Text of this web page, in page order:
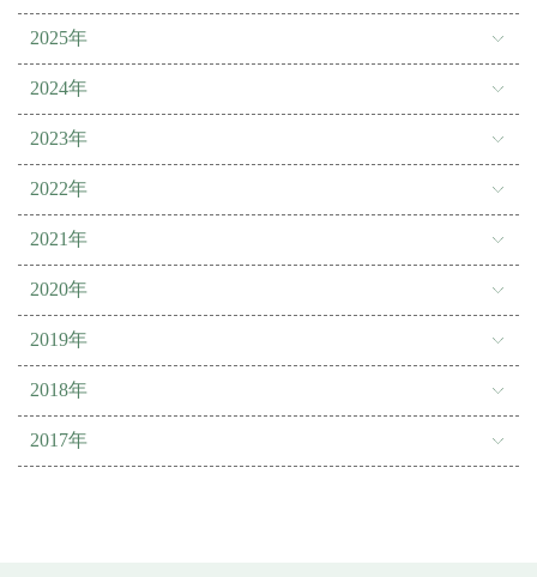
2025年
2024年
2023年
2022年
2021年
2020年
2019年
2018年
2017年